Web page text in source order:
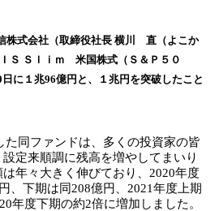
株式会社（取締役社長 横川 直（よこか
Ｓ Ｓｌｉｍ 米国株式（Ｓ＆Ｐ５０
に１兆96億円と、１兆円を突破したこと
同ファンドは、多くの投資家の皆
定来順調に残高を増やしてまいり
年々大きく伸びており、2020年度
、下期は同208億円、2021年度上期
年度下期の約2倍に増加しました。